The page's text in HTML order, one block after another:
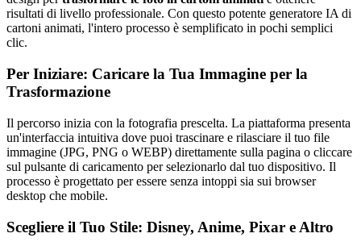
risultati di livello professionale. Con questo potente generatore IA di
cartoni animati, l'intero processo è semplificato in pochi semplici
clic.
Per Iniziare: Caricare la Tua Immagine per la
Trasformazione
Il percorso inizia con la fotografia prescelta. La piattaforma presenta
un'interfaccia intuitiva dove puoi trascinare e rilasciare il tuo file
immagine (JPG, PNG o WEBP) direttamente sulla pagina o cliccare
sul pulsante di caricamento per selezionarlo dal tuo dispositivo. Il
processo è progettato per essere senza intoppi sia sui browser
desktop che mobile.
Scegliere il Tuo Stile: Disney, Anime, Pixar e Altro